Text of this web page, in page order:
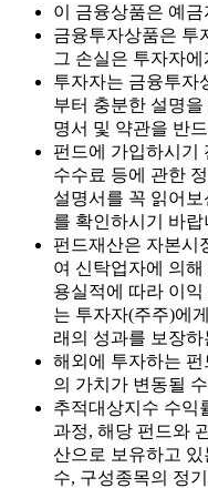
이 금융상품은 예
금융투자상품은 투
그 손실은 투자자
투자자는 금융투자
부터 충분한 설명
명서 및 약관을 반
펀드에 가입하시기
수수료 등에 관한
설명서를 꼭 읽어
를 확인하시기 바랍
펀드재산은 자본시
여 신탁업자에 의
용실적에 따라 이
는 투자자(주주)에
래의 성과를 보장
해외에 투자하는
의 가치가 변동될
추적대상지수 수익
과정, 해당 펀드와
산으로 보유하고 있
수, 구성종목의 정